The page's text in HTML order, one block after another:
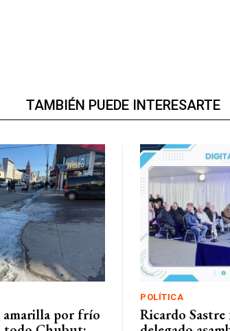
TAMBIÉN PUEDE INTERESARTE
amarilla por frío
POLÍTICA
Ricardo